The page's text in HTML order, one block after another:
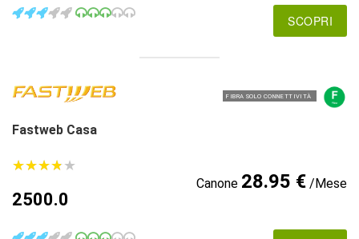
SCOPRI
FIBRA SOLO CONNETTIVITÀ
Fastweb Casa
★★★★★
★★★★★
2500.0
Canone 28.95 €/Mese